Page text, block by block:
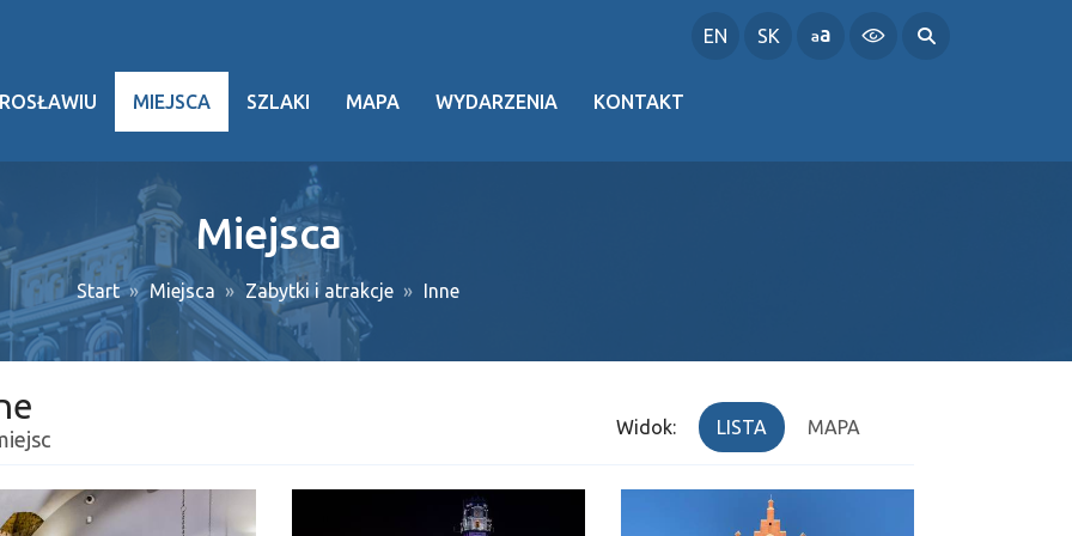
EN SK
MIEJSCA SZLAKI MAPA WYDARZENIA KONTAKT
Miejsca
Start Miejsca Zabytki i atrakcje Inne
Widok: LISTA MAPA